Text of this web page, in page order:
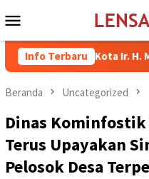
ke
Mobile
Info Terbaru
Kota Ir. H. Mohammad Rum,
Beranda Uncategorized
Dinas
Terus Upayakan
Pelosok Desa